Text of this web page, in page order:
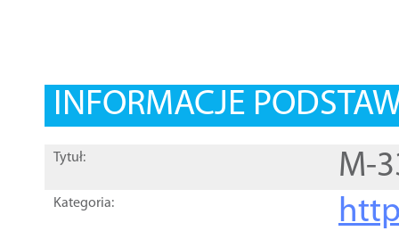
INFORMACJE
Tytuł: M-
Kategoria: